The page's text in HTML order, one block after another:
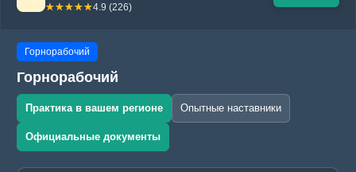
☆☆☆☆☆
★★★★★4.9 (226)
Горнорабочий
Горнорабочий
Практика в вашем регионе Опытные наставники
Официальные документы